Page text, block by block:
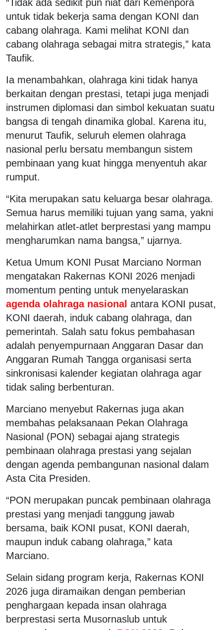
“Tidak ada sedikit pun niat dari Kemenpora
untuk tidak bekerja sama dengan KONI dan
cabang olahraga. Kami melihat KONI dan
cabang olahraga sebagai mitra strategis,” kata
Taufik.
Ia menambahkan, olahraga kini tidak hanya
berkaitan dengan prestasi, tetapi juga menjadi
instrumen diplomasi dan simbol kekuatan suatu
bangsa di tengah dinamika global. Karena itu,
menurut Taufik, seluruh elemen olahraga
nasional perlu bersatu membangun sistem
pembinaan yang kuat hingga menyentuh akar
rumput.
“Kita merupakan satu keluarga besar olahraga.
Semua harus memiliki tujuan yang sama, yakni
melahirkan atlet-atlet berprestasi yang mampu
mengharumkan nama bangsa,” ujarnya.
Ketua Umum KONI Pusat Marciano Norman
mengatakan Rakernas KONI 2026 menjadi
momentum penting untuk menyelaraskan
agenda olahraga nasional antara KONI pusat,
KONI daerah, induk cabang olahraga, dan
pemerintah. Salah satu fokus pembahasan
adalah penyempurnaan Anggaran Dasar dan
Anggaran Rumah Tangga organisasi serta
sinkronisasi kalender kegiatan olahraga agar
tidak saling berbenturan.
Marciano menyebut Rakernas juga akan
membahas pelaksanaan Pekan Olahraga
Nasional (PON) sebagai ajang strategis
pembinaan olahraga prestasi yang sejalan
dengan agenda pembangunan nasional dalam
Asta Cita Presiden.
“PON merupakan puncak pembinaan olahraga
prestasi yang menjadi tanggung jawab
bersama, baik KONI pusat, KONI daerah,
maupun induk cabang olahraga,” kata
Marciano.
Selain sidang program kerja, Rakernas KONI
2026 juga diramaikan dengan pemberian
penghargaan kepada insan olahraga
berprestasi serta Musornaslub untuk